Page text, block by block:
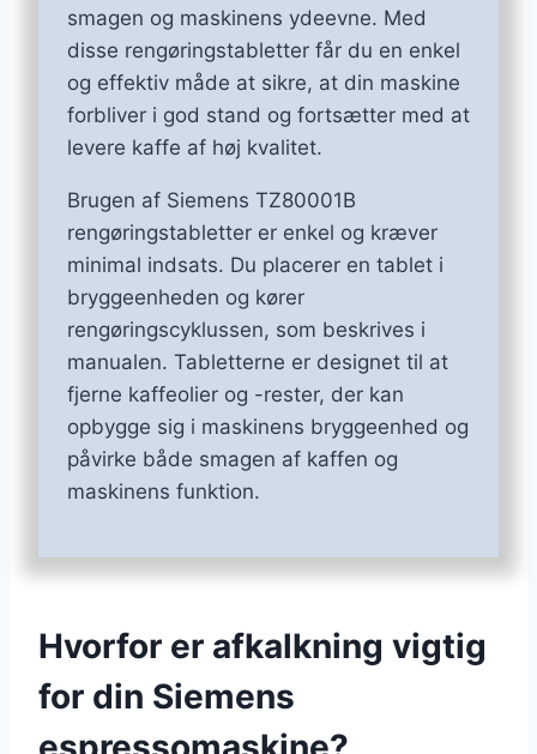
smagen og maskinens ydeevne. Med
disse rengøringstabletter får du en enkel
og effektiv måde at sikre, at din maskine
forbliver i god stand og fortsætter med at
levere kaffe af høj kvalitet.
Brugen af Siemens TZ80001B
rengøringstabletter er enkel og kræver
minimal indsats. Du placerer en tablet i
bryggeenheden og kører
rengøringscyklussen, som beskrives i
manualen. Tabletterne er designet til at
fjerne kaffeolier og -rester, der kan
opbygge sig i maskinens bryggeenhed og
påvirke både smagen af kaffen og
maskinens funktion.
Hvorfor er afkalkning vigtig
for din Siemens